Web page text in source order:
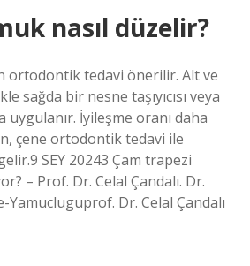
nasıl düzelir?
ortodontik tedavi önerilir. Alt ve
sağda bir nesne taşıyıcısı veya
İyileşme oranı daha
çene ortodontik tedavi ile
SEY 20243 Çam trapezi
– Prof. Dr. Celal Çandalı. Dr.
Yamucluguprof. Dr. Celal Çandalı